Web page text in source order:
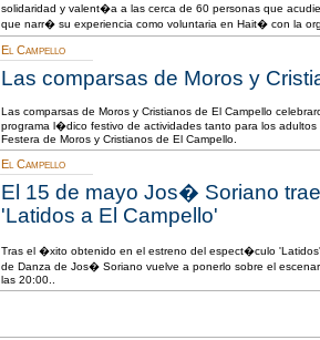
solidaridad y valent�a a las cerca de 60 personas que
que narr� su experiencia como voluntaria en Hait� con la
El Campello
Las comparsas de Moros y
Las comparsas de Moros y Cristianos de El Campello
programa l�dico festivo de actividades tanto para los
Festera de Moros y Cristianos de El Campello.
El Campello
El 15 de mayo Jos� Soriano
'Latidos a El Campello'
Tras el �xito obtenido en el estreno del espect�culo
de Danza de Jos� Soriano vuelve a ponerlo sobre el
las 20:00..